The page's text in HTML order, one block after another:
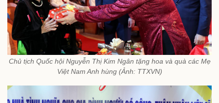
Chủ tịch Quốc hội Nguyễn Thị Kim Ngân tặng hoa và quà các Mẹ
Việt Nam Anh hùng (Ảnh: TTXVN)